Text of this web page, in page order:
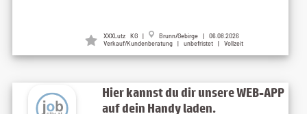
XXXLutz KG | Brunn/Gebirge | 06.08.2026
Verkauf/Kundenberatung | unbefristet | Vollzeit
Hier kannst du dir unsere WEB-APP
auf dein Handy laden.